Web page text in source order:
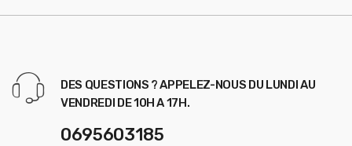
DES QUESTIONS ? APPELEZ-NOUS DU LUNDI AU
VENDREDI DE 10H A 17H.
0695603185